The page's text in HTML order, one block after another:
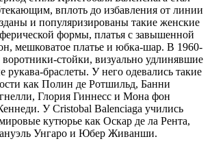
вплоть до избавления от линии
и популяризированы такие женские
формы, платья с завышенной
мешковатое платье и юбка-шар. В 1960-
стойки, визуально удлинявшие
браслеты. У него одевались такие
как Полин де Ротшильд, Банни
Глория Гиннесс и Мона фон
У Cristobal Balenciaga учились
кутюрье как Оскар де ла Рента,
Унгаро и Юбер Живанши.